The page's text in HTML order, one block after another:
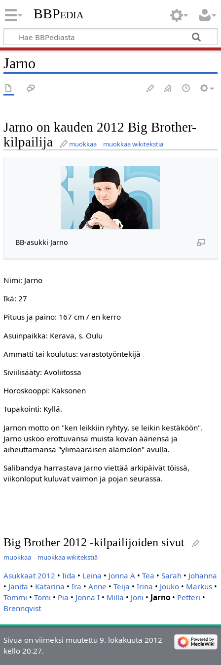
BBPedia
Jarno
Jarno on kauden 2012 Big Brother-
kilpailija
muokkaa muokkaa wikitekstiä
BB-asukki Jarno
Nimi: Jarno
Ikä: 27
Pituus ja paino: 167 cm / en kerro
Asuinpaikka: Kerava, s. Oulu
Ammatti tai koulutus: varastotyöntekijä
Siviilisääty: Avoliitossa
Horoskooppi: Kaksonen
Tupakointi: Kyllä.
Jarnon motto on "ken leikkiin ryhtyy, se leikin kestäköön".
Jarno uskoo erottuvansa muista kovan äänensä ja
aiheuttamansa "ylimääräisen älämölön" avulla.
Salibandya harrastava Jarno viettää arkipäivät töissä,
viikonloput kuluvat vaimon ja pojan seurassa.
Big Brother 2012 -kilpailijoiden sivut
muokkaa muokkaa wikitekstiä
Asukkaat 2012 • Iida • Leina • Jonna A • Tea • Sarah• Johanna
• Janita • Katarina • Ira • Anne • Teija • Irina • Jouko• Markus•
Tommi • Tomi • Pia • Jonna I• Milla • Joni • Jarno• Petteri •
Brennqvist
Sivua on viimeksi muutettu 9. lokakuuta 2012
kello 20.27.